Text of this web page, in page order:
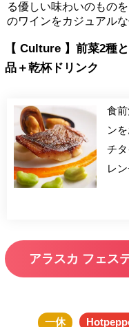
る優しい味わいのもの
のワインをカジュアル
【 Culture 】前菜2種
品＋乾杯ドリンク
食
ン
チ
レ
アラスカ フェス
一休